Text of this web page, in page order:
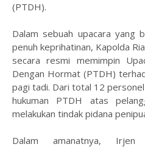
(PTDH).
Dalam sebuah upacara yang
penuh keprihatinan, Kapolda
secara resmi memimpin
Dengan Hormat (PTDH)
pagi tadi. Dari total 12
hukuman PTDH atas
melakukan tindak pidana
Dalam amanatnya,